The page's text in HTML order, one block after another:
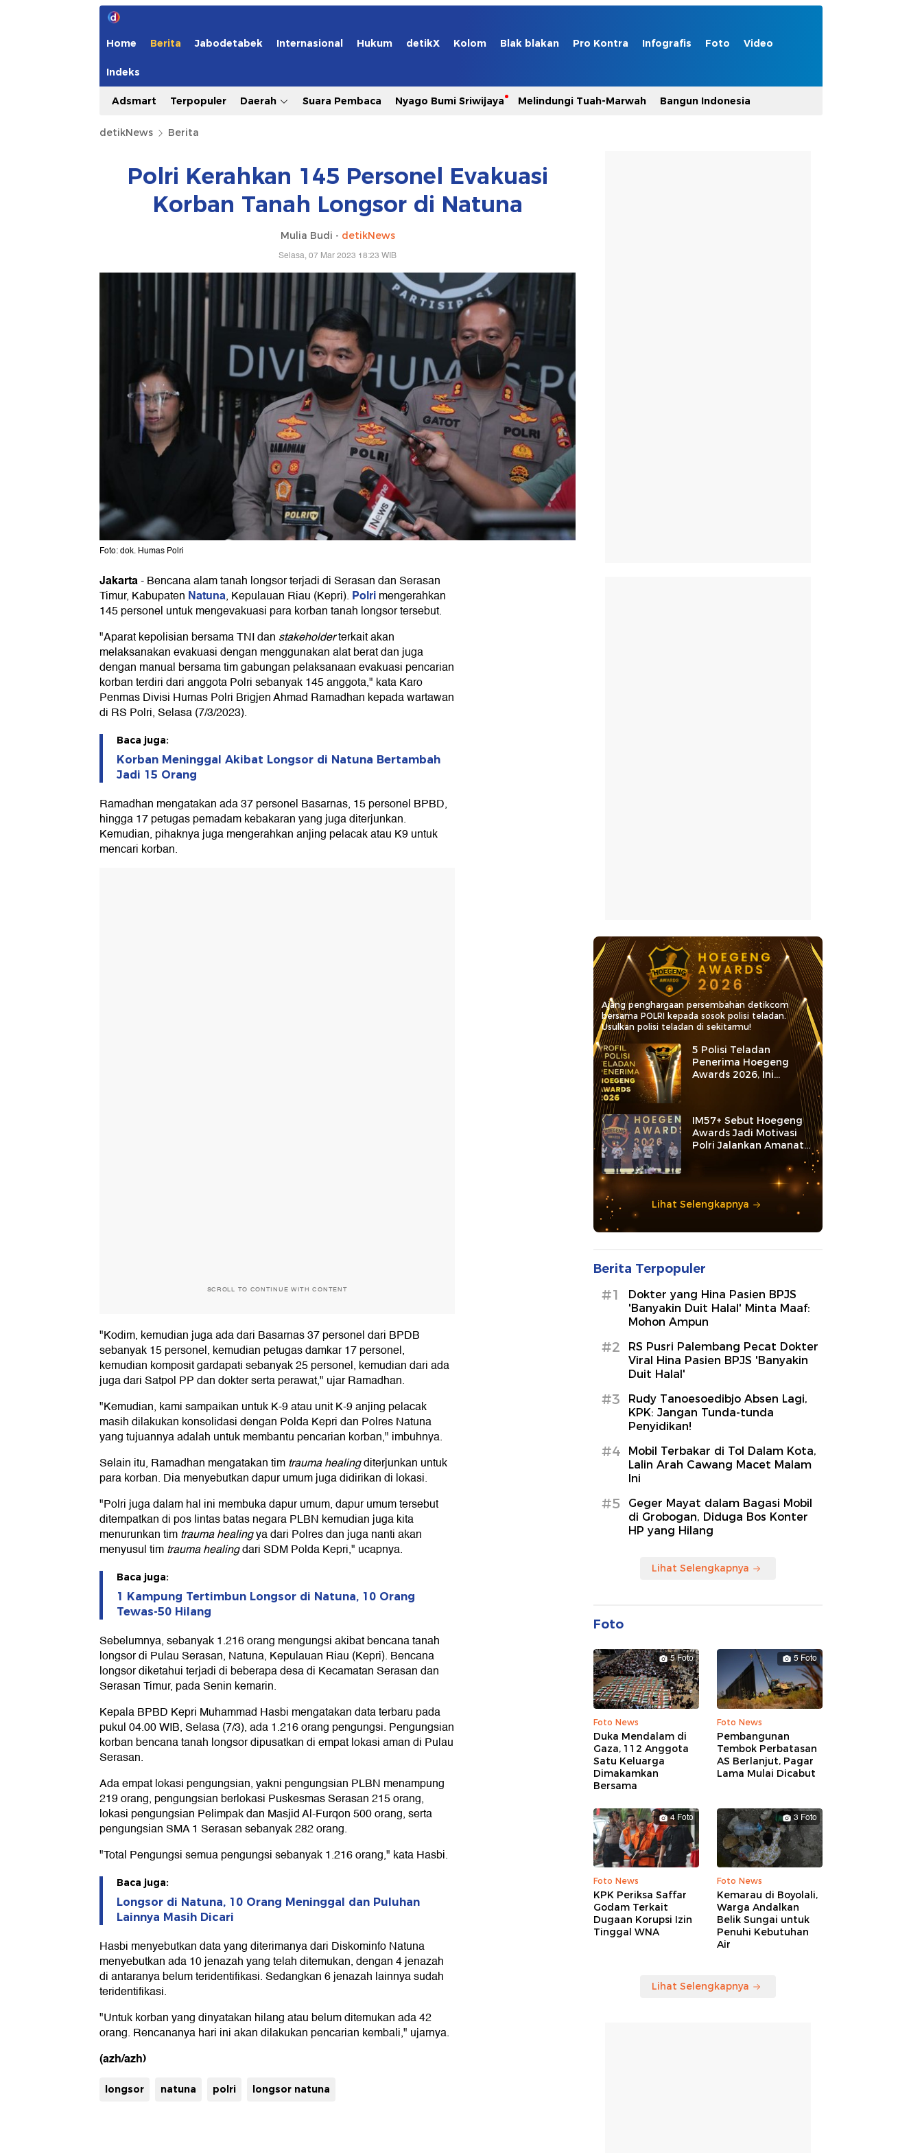
Home Berita Jabodetabek Internasional Hukum detikX Kolom Blak blakan Pro Kontra Infografis Foto Video
Indeks
Adsmart Terpopuler Daerah Suara Pembaca Nyago Bumi Sriwijaya Melindungi Tuah-Marwah Bangun Indonesia
detikNews Berita
Polri Kerahkan 145 Personel Evakuasi
Korban Tanah Longsor di Natuna
Mulia Budi - detikNews
Selasa, 07 Mar 2023 18:23 WIB
Foto: dok. Humas Polri
Jakarta-Bencana alam tanah longsor terjadi di Serasan dan Serasan
Timur, Kabupaten Natuna, Kepulauan Riau (Kepri). Polrimengerahkan
145 personel untuk mengevakuasi para korban tanah longsor tersebut.
"Aparat kepolisian bersama TNI dan stakeholderterkait akan
melaksanakan evakuasi dengan menggunakan alat berat dan juga
dengan manual bersama tim gabungan pelaksanaan evakuasi pencarian
korban terdiri dari anggota Polri sebanyak 145 anggota," kata Karo
Penmas Divisi Humas Polri Brigjen Ahmad Ramadhan kepada wartawan
di RS Polri, Selasa (7/3/2023).
Baca juga:
Korban Meninggal Akibat Longsor di Natuna Bertambah
Jadi 15 Orang
Ramadhan mengatakan ada 37 personel Basarnas, 15 personel BPBD,
hingga 17 petugas pemadam kebakaran yang juga diterjunkan.
Kemudian, pihaknya juga mengerahkan anjing pelacak atau K9 untuk
mencari korban.
SCROLL TO CONTINUE WITH CONTENT
"Kodim, kemudian juga ada dari Basarnas 37 personel dari BPDB
sebanyak 15 personel, kemudian petugas damkar 17 personel,
kemudian komposit gardapati sebanyak 25 personel, kemudian dari ada
juga dari Satpol PP dan dokter serta perawat," ujar Ramadhan.
"Kemudian, kami sampaikan untuk K-9 atau unit K-9 anjing pelacak
masih dilakukan konsolidasi dengan Polda Kepri dan Polres Natuna
yang tujuannya adalah untuk membantu pencarian korban," imbuhnya.
Selain itu, Ramadhan mengatakan timtrauma healingditerjunkan untuk
para korban. Dia menyebutkan dapur umum juga didirikan di lokasi.
"Polri juga dalam hal ini membuka dapur umum, dapur umum tersebut
ditempatkan di pos lintas batas negara PLBN kemudian juga kita
menurunkan timtrauma healingya dari Polres dan juga nanti akan
menyusul timtrauma healingdari SDM Polda Kepri," ucapnya.
Baca juga:
1 Kampung Tertimbun Longsor di Natuna, 10 Orang
Tewas-50 Hilang
Sebelumnya, sebanyak 1.216 orang mengungsi akibat bencana tanah
longsor di Pulau Serasan, Natuna, Kepulauan Riau (Kepri). Bencana
longsor diketahui terjadi di beberapa desa di Kecamatan Serasan dan
Serasan Timur, pada Senin kemarin.
Kepala BPBD Kepri Muhammad Hasbi mengatakan data terbaru pada
pukul 04.00 WIB, Selasa (7/3), ada 1.216 orang pengungsi. Pengungsian
korban bencana tanah longsor dipusatkan di empat lokasi aman di Pulau
Serasan.
Ada empat lokasi pengungsian, yakni pengungsian PLBN menampung
219 orang, pengungsian berlokasi Puskesmas Serasan 215 orang,
lokasi pengungsian Pelimpak dan Masjid Al-Furqon 500 orang, serta
pengungsian SMA 1 Serasan sebanyak 282 orang.
"Total Pengungsi semua pengungsi sebanyak 1.216 orang," kata Hasbi.
Baca juga:
Longsor di Natuna, 10 Orang Meninggal dan Puluhan
Lainnya Masih Dicari
Hasbi menyebutkan data yang diterimanya dari Diskominfo Natuna
menyebutkan ada 10 jenazah yang telah ditemukan, dengan 4 jenazah
di antaranya belum teridentifikasi. Sedangkan 6 jenazah lainnya sudah
teridentifikasi.
"Untuk korban yang dinyatakan hilang atau belum ditemukan ada 42
orang. Rencananya hari ini akan dilakukan pencarian kembali," ujarnya.
(azh/azh)
longsor natuna polri longsor natuna
Ajang penghargaan persembahan detikcom
bersama POLRI kepada sosok polisi teladan.
Usulkan polisi teladan di sekitarmu!
5 Polisi Teladan
Penerima Hoegeng
Awards 2026, Ini
Kategori dan Kiprahnya
IM57+ Sebut Hoegeng
Awards Jadi Motivasi
Polri Jalankan Amanat
Lihat Selengkapnya
Berita Terpopuler
#1
Dokter yang Hina Pasien BPJS
'Banyakin Duit Halal' Minta Maaf:
Mohon Ampun
#2
RS Pusri Palembang Pecat Dokter
Viral Hina Pasien BPJS 'Banyakin
Duit Halal'
#3
Rudy Tanoesoedibjo Absen Lagi,
KPK: Jangan Tunda-tunda
Penyidikan!
#4
Mobil Terbakar di Tol Dalam Kota,
Lalin Arah Cawang Macet Malam
Ini
#5
Geger Mayat dalam Bagasi Mobil
di Grobogan, Diduga Bos Konter
HP yang Hilang
Lihat Selengkapnya
Foto
5 Foto
Foto News
Duka Mendalam di
Gaza, 112 Anggota
Satu Keluarga
Dimakamkan
Bersama
5 Foto
Foto News
Pembangunan
Tembok Perbatasan
AS Berlanjut, Pagar
Lama Mulai Dicabut
4 Foto
Foto News
KPK Periksa Saffar
Godam Terkait
Dugaan Korupsi Izin
Tinggal WNA
3 Foto
Foto News
Kemarau di Boyolali,
Warga Andalkan
Belik Sungai untuk
Penuhi Kebutuhan
Air
Lihat Selengkapnya